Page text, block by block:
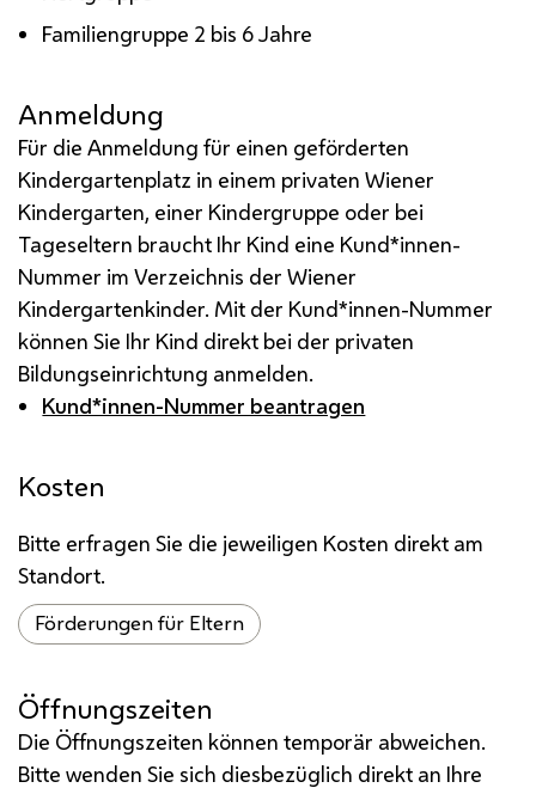
Familiengruppe 2 bis 6 Jahre
Anmeldung
Für die Anmeldung für einen geförderten
Kindergartenplatz in einem privaten Wiener
Kindergarten, einer Kindergruppe oder bei
Tageseltern braucht Ihr Kind eine Kund*innen-
Nummer im Verzeichnis der Wiener
Kindergartenkinder. Mit der Kund*innen-Nummer
können Sie Ihr Kind direkt bei der privaten
Bildungseinrichtung anmelden.
Kund*innen-Nummer beantragen
Kosten
Bitte erfragen Sie die jeweiligen Kosten direkt am
Standort.
Förderungen für Eltern
Öffnungszeiten
Die Öffnungszeiten können temporär abweichen.
Bitte wenden Sie sich diesbezüglich direkt an Ihre